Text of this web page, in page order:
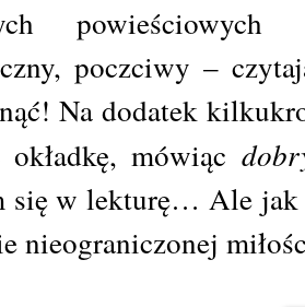
poczciwy –
Na dodatek
okładkę, mówiąc
się w lekturę… Ale
nieograniczonej